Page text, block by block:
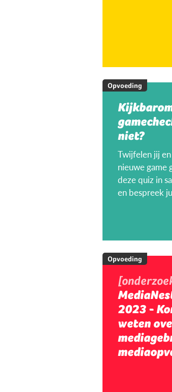
Opvoeding
niet?
Twijfelen jij
nieuwe game
deze quiz in
en bespreek
Opvoeding
2023 -
weten